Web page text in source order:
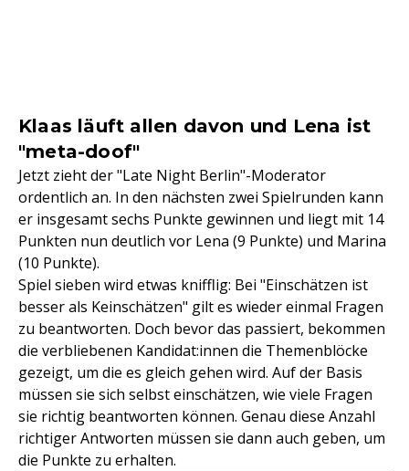
Klaas läuft allen davon und Lena ist
"meta-doof"
Jetzt zieht der "Late Night Berlin"-Moderator
ordentlich an. In den nächsten zwei Spielrunden kann
er insgesamt sechs Punkte gewinnen und liegt mit 14
Punkten nun deutlich vor Lena (9 Punkte) und Marina
(10 Punkte).
Spiel sieben wird etwas knifflig: Bei "Einschätzen ist
besser als Keinschätzen" gilt es wieder einmal Fragen
zu beantworten. Doch bevor das passiert, bekommen
die verbliebenen Kandidat:innen die Themenblöcke
gezeigt, um die es gleich gehen wird. Auf der Basis
müssen sie sich selbst einschätzen, wie viele Fragen
sie richtig beantworten können. Genau diese Anzahl
richtiger Antworten müssen sie dann auch geben, um
die Punkte zu erhalten.